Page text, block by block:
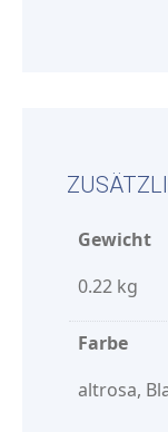
Gewicht
0.22 kg
Farbe
altrosa,